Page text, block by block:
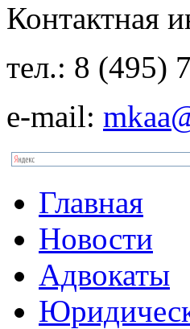
Контактная
тел.: 8 (495)
e-mail:
Главная
Новости
Адвокаты